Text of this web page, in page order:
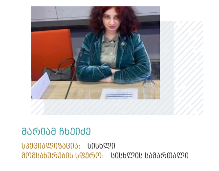
მარიამ ჩხეიძე
სპეციალიზაცია:
სისხლი
მომსახურების სფერო:
სისხლის სამართალი